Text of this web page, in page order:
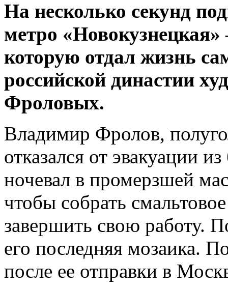
На несколько секунд
метро
которую отдал жизнь
российской династии
Фроловых.
Владимир Фролов,
отказался от эвакуации
ночевал в промерзшей
чтобы собрать
завершить свою работу.
его последняя мозаика.
после ее отправки в